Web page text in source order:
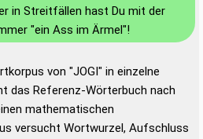
in Streitfällen hast Du mit der
"ein Ass im Ärmel"!
von "JOGI" in einzelne
das Referenz-Wörterbuch nach
mathematischen
versucht Wortwurzel, Aufschluss